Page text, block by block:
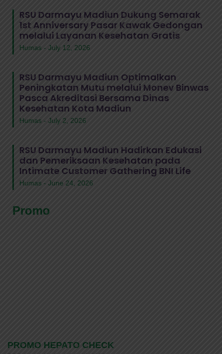
RSU Darmayu Madiun Dukung Semarak
1st Anniversary Pasar Kawak Gedongan
melalui Layanan Kesehatan Gratis
Humas July 12, 2026
RSU Darmayu Madiun Optimalkan
Peningkatan Mutu melalui Monev Binwas
Pasca Akreditasi Bersama Dinas
Kesehatan Kota Madiun
Humas July 2, 2026
RSU Darmayu Madiun Hadirkan Edukasi
dan Pemeriksaan Kesehatan pada
Intimate Customer Gathering BNI Life
Humas June 24, 2026
Promo
PROMO HEPATO CHECK